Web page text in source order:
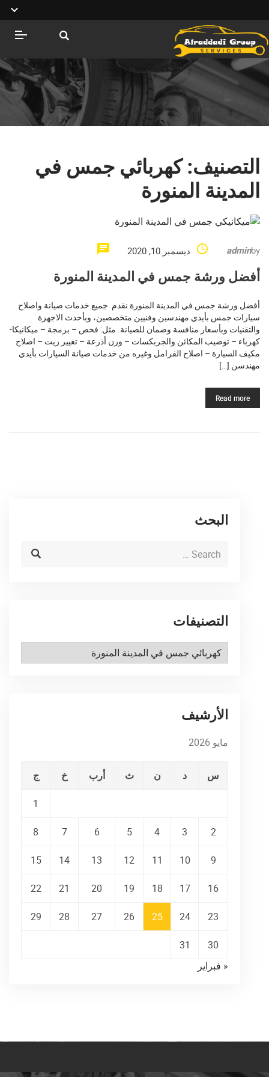
التصنيف: كهربائي جمس في
المدينة المنورة
by
admin ديسمبر 10, 2020
أفضل ورشة جمس في المدينة المنورة
أفضل ورشة جمس في المدينة المنورة نقدم جميع خدمات صيانة واصلاح
سيارات جمس بأيدي مهندسين وفنيين متخصصين، وبأحدث الاجهزة
والتقنيات وبأسعار منافسة وضمان للصيانة. مثل: فحص – برمجة – ميكانيكا-
كهرباء – توضيب المكائن والجربكسات – وزن أذرعة – تغيير زيت – اصلاح
مكيف السيارة – اصلاح الفرامل وغيره من خدمات صيانة السيارات بأيدي
مهندسن […]
Read more
البحث
التصنيفات
التصنيفات
الأرشيف
مايو 2026
س د ن ث أرب خ ج
1
2
3
4
5
6
7
8
9
10
11
12
13
14
15
16
17
18
19
20
21
22
23
24
25
26
27
28
29
30
31
« فبراير